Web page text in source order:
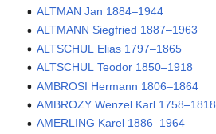
ALTMAN Jan 1884–1944
ALTMANN Siegfried 1887–1963
ALTSCHUL Elias 1797–1865
ALTSCHUL Teodor 1850–1918
AMBROSI Hermann 1806–1864
AMBROZY Wenzel Karl 1758–1818
AMERLING Karel 1886–1964